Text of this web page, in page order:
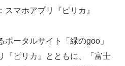
マホアプリ『ピリカ』
ータルサイト「緑のgoo」
『ピリカ』とともに、「富士